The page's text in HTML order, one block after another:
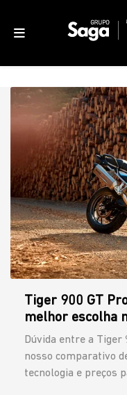
Tiger 900 GT
melhor escolha
Dúvida entre a Tiger
nosso comparativo
tecnologia e preços